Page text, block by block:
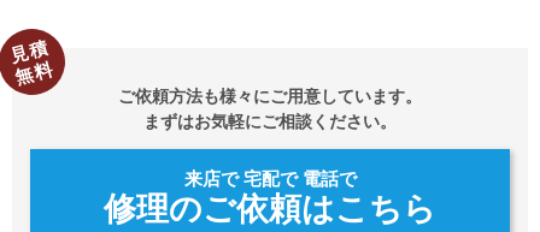
ご依頼方法も様々にご用意しています。
まずはお気軽にご相談ください。
来店で 宅配で 電話で
修理のご依頼はこちら
見積
無料